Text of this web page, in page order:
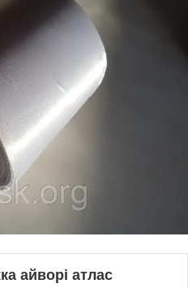
айворі атлас